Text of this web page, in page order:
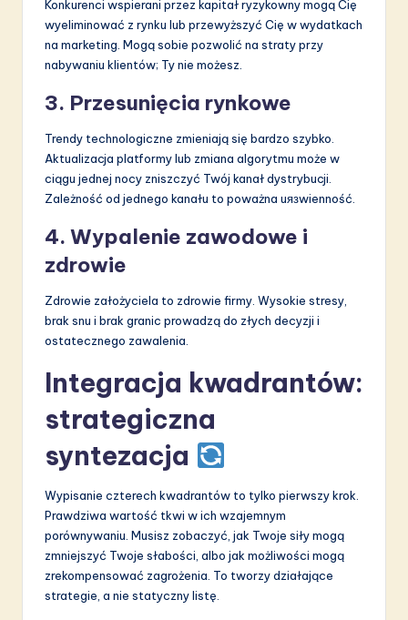
Konkurenci wspierani przez kapitał ryzykowny mogą Cię
wyeliminować z rynku lub przewyższyć Cię w wydatkach
na marketing. Mogą sobie pozwolić na straty przy
nabywaniu klientów; Ty nie możesz.
3. Przesunięcia rynkowe
Trendy technologiczne zmieniają się bardzo szybko.
Aktualizacja platformy lub zmiana algorytmu może w
ciągu jednej nocy zniszczyć Twój kanał dystrybucji.
Zależność od jednego kanału to poważna uязwienność.
4. Wypalenie zawodowe i
zdrowie
Zdrowie założyciela to zdrowie firmy. Wysokie stresy,
brak snu i brak granic prowadzą do złych decyzji i
ostatecznego zawalenia.
Integracja kwadrantów:
strategiczna
syntezacja
Wypisanie czterech kwadrantów to tylko pierwszy krok.
Prawdziwa wartość tkwi w ich wzajemnym
porównywaniu. Musisz zobaczyć, jak Twoje siły mogą
zmniejszyć Twoje słabości, albo jak możliwości mogą
zrekompensować zagrożenia. To tworzy działające
strategie, a nie statyczny listę.